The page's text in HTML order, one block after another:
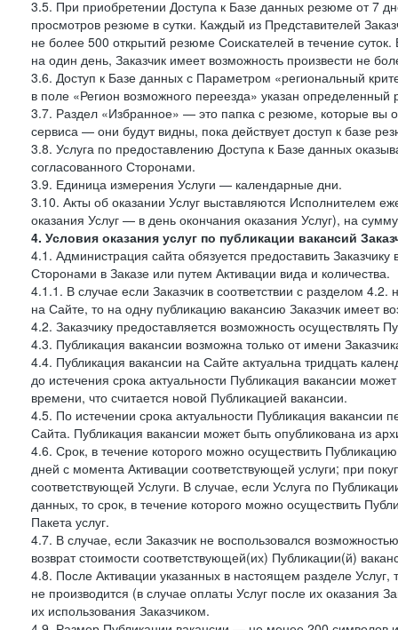
3.5. При приобретении Доступа к Базе данных резюме от 7
просмотров резюме в сутки. Каждый из Представителей
не более 500 открытий резюме Соискателей в течение
на один день, Заказчик имеет возможность произвести не
3.6. Доступ к Базе данных с Параметром «региональный
в поле «Регион возможного переезда» указан определенный
3.7. Раздел «Избранное» — это папка с резюме, которые вы
сервиса — они будут видны, пока действует доступ к базе
3.8. Услуга по предоставлению Доступа к Базе данных
согласованного Сторонами.
3.9. Единица измерения Услуги — календарные дни.
3.10. Акты об оказании Услуг выставляются Исполнителем
оказания Услуг — в день окончания оказания Услуг), на
4. Условия оказания услуг по публикации вакансий
4.1. Администрация сайта обязуется предоставить
Сторонами в Заказе или путем Активации вида и количества.
4.1.1. В случае если Заказчик в соответствии с разделом
на Сайте, то на одну публикацию вакансию Заказчик имеет
4.2. Заказчику предоставляется возможность осуществлять
4.3. Публикация вакансии возможна только от имени
4.4. Публикация вакансии на Сайте актуальна тридцать
до истечения срока актуальности Публикация вакансии
времени, что считается новой Публикацией вакансии.
4.5. По истечении срока актуальности Публикация
Сайта. Публикация вакансии может быть опубликована из
4.6. Срок, в течение которого можно осуществить
дней с момента Активации соответствующей услуги; при
соответствующей Услуги. В случае, если Услуга по
данных, то срок, в течение которого можно осуществить
Пакета услуг.
4.7. В случае, если Заказчик не воспользовался
возврат стоимости соответствующей(их) Публикации(й)
4.8. После Активации указанных в настоящем разделе Услуг,
не производится (в случае оплаты Услуг после их оказания
их использования Заказчиком.